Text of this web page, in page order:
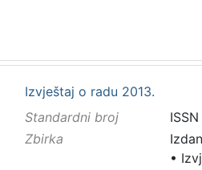
Izvještaj o radu 2013.
Standardni broj
Zbirka
•